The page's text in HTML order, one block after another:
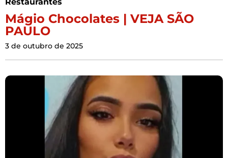
Mágio Chocolates | VEJA SÃO
PAULO
3 de outubro de 2025